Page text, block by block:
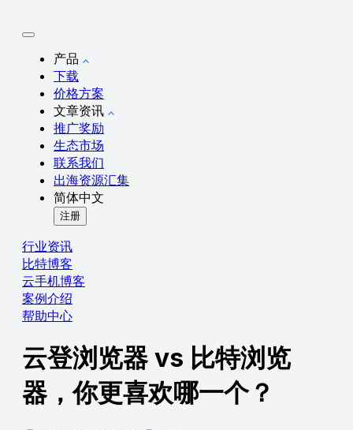
产品
下载
价格方案
文章资讯
推广奖励
生态市场
联系我们
出海资源汇集
简体中文
注册
行业资讯
比特博客
云手机博客
案例介绍
帮助中心
云登浏览器 vs 比特浏览
器，你更喜欢哪一个？